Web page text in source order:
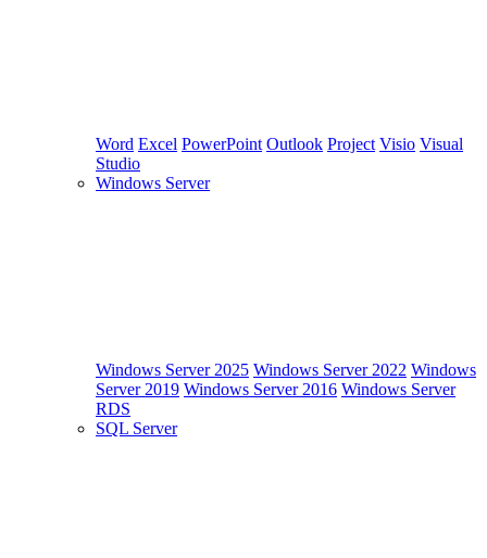
Word Excel PowerPoint Outlook Project Visio Visual
Studio
Windows Server
Windows Server 2025 Windows Server 2022 Windows
Server 2019 Windows Server 2016 Windows Server
RDS
SQL Server